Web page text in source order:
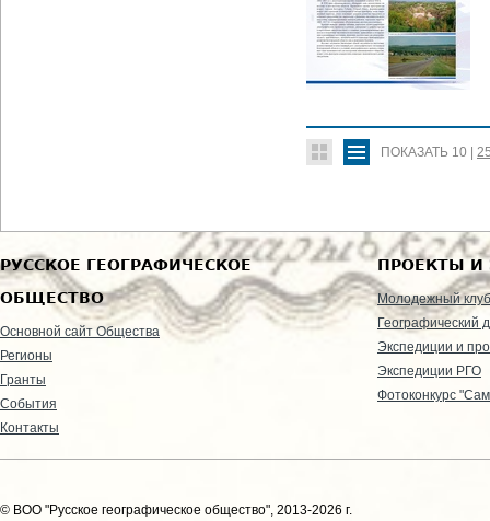
ПОКАЗАТЬ 10
РУССКОЕ ГЕОГРАФИЧЕСКОЕ
ОБЩЕСТВО
Основной сайт Общества
Регионы
Гранты
События
Контакты
ПРОЕКТЫ И
Молодежный клуб
Географический
Экспедиции и
Экспедиции РГО
Фотоконкурс
© ВОО "Русское географическое общество", 2013-2026 г.